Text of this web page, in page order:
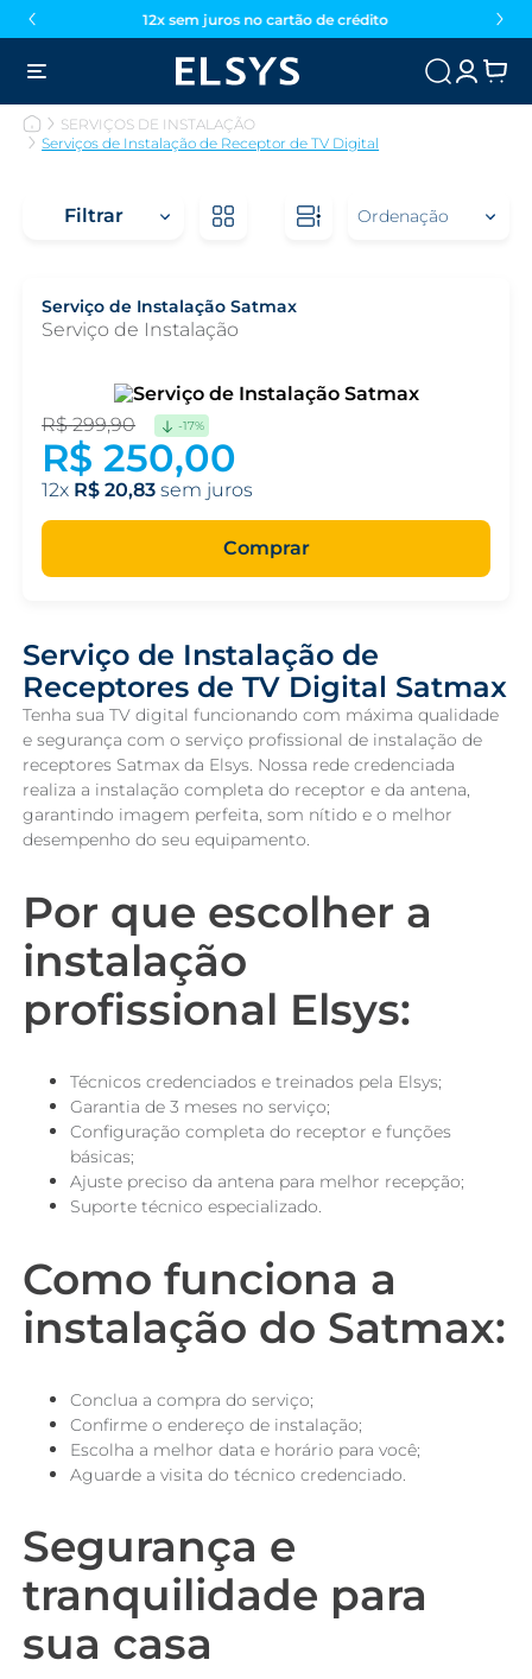
12x sem juros no cartão de crédito
SERVIÇOS DE INSTALAÇÃO
Serviços de Instalação de Receptor de TV Digital
Filtrar
Serviço de Instalação Satmax
Serviço de Instalação
R$ 299,90 -17%
R$ 250,00
12 R$ 20,83
Comprar
Serviço de Instalação de
Receptores de TV Digital Satmax
Tenha sua TV digital funcionando com máxima qualidade
e segurança com o serviço profissional de instalação de
receptores Satmax da Elsys. Nossa rede credenciada
realiza a instalação completa do receptor e da antena,
garantindo imagem perfeita, som nítido e o melhor
desempenho do seu equipamento.
Por que escolher a
instalação
profissional Elsys:
Técnicos credenciados e treinados pela Elsys;
Garantia de 3 meses no serviço;
Configuração completa do receptor e funções
básicas;
Ajuste preciso da antena para melhor recepção;
Suporte técnico especializado.
Como funciona a
instalação do Satmax:
Conclua a compra do serviço;
Confirme o endereço de instalação;
Escolha a melhor data e horário para você;
Aguarde a visita do técnico credenciado.
Segurança e
tranquilidade para
sua casa